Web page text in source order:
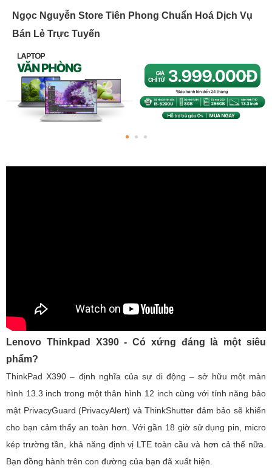
Ngọc Nguyễn Store Tiên Phong Chuẩn Hoá Dịch Vụ
Bán Lẻ Trực Tuyến
Lenovo Thinkpad X390 - Có xứng đáng là một siêu
phẩm?
ThinkPad X390 – định nghĩa của sự di động – sở hữu một màn
hình 13.3 inch trong một thân hình 12 inch cùng với tính năng bảo
mật PrivacyGuard (PrivacyAlert) và ThinkShutter đảm bảo sẽ khiến
cho bạn cảm thấy an toàn hơn. Với gần 18 giờ sử dụng pin, micro
kép trường tần, khả năng định vị LTE toàn cầu và hơn cả thế nữa.
Bạn đồng hành trên con đường của bạn đã xuất hiện.